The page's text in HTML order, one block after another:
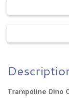
Trampoline Dino